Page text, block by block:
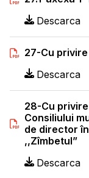
Descarca
27-Cu privire
Descarca
28-Cu
Consiliului
de director
,,Zîmbetul”
Descarca